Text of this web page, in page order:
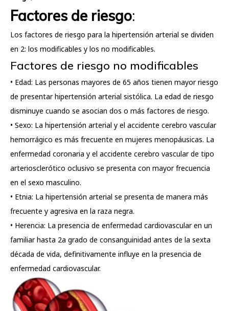
Factores de riesgo:
Los factores de riesgo para la hipertensión arterial se dividen
en 2: los modificables y los no modificables.
Factores de riesgo no modificables
• Edad: Las personas mayores de 65 años tienen mayor riesgo
de presentar hipertensión arterial sistólica. La edad de riesgo
disminuye cuando se asocian dos o más factores de riesgo.
• Sexo: La hipertensión arterial y el accidente cerebro vascular
hemorrágico es más frecuente en mujeres menopáusicas. La
enfermedad coronaria y el accidente cerebro vascular de tipo
arteriosclerótico oclusivo se presenta con mayor frecuencia
en el sexo masculino.
• Etnia: La hipertensión arterial se presenta de manera más
frecuente y agresiva en la raza negra.
• Herencia: La presencia de enfermedad cardiovascular en un
familiar hasta 2a grado de consanguinidad antes de la sexta
década de vida, definitivamente influye en la presencia de
enfermedad cardiovascular.